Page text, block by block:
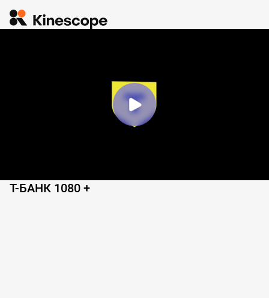
Т-БАНК 1080 +